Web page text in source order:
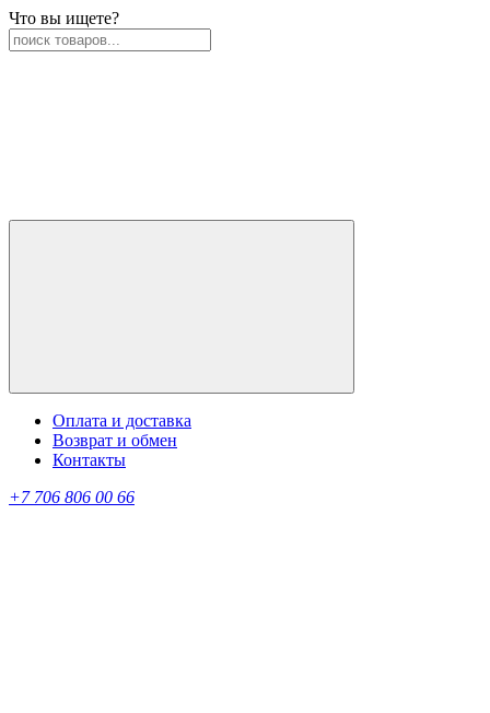
Что вы ищете?
Оплата и доставка
Возврат и обмен
Контакты
+7 706 806 00 66